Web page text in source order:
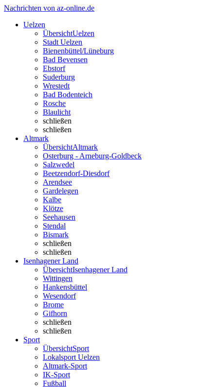
Nachrichten von az-online.de
Uelzen
ÜbersichtUelzen
Stadt Uelzen
Bienenbüttel/Lüneburg
Bad Bevensen
Ebstorf
Suderburg
Wrestedt
Bad Bodenteich
Rosche
Blaulicht
schließen
schließen
Altmark
ÜbersichtAltmark
Osterburg - Arneburg-Goldbeck
Salzwedel
Beetzendorf-Diesdorf
Arendsee
Gardelegen
Kalbe
Klötze
Seehausen
Stendal
Bismark
schließen
schließen
Isenhagener Land
ÜbersichtIsenhagener Land
Wittingen
Hankensbüttel
Wesendorf
Brome
Gifhorn
schließen
schließen
Sport
ÜbersichtSport
Lokalsport Uelzen
Altmark-Sport
IK-Sport
Fußball